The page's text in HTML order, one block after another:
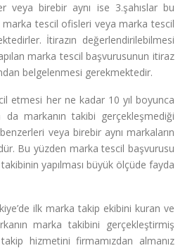
veya birebir aynı ise 3.şahıslar bu
marka tescil ofisleri veya marka tescil
İtirazın değerlendirilebilmesi
marka tescil başvurusunun itiraz
belgelenmesi gerekmektedir.
etmesi her ne kadar 10 yıl boyunca
markanın takibi gerçekleşmediği
veya birebir aynı markaların
Bu yüzden marka tescil başvurusu
yapılması büyük ölçüde fayda
ilk marka takip ekibini kuran ve
marka takibini gerçekleştirmiş
hizmetini firmamızdan almanız